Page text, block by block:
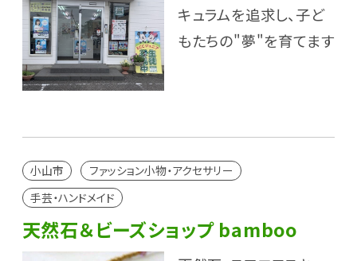
キュラムを追求し、子ど
もたちの"夢"を育てます
小山市
ファッション小物・アクセサリー
手芸・ハンドメイド
天然石＆ビーズショップ bamboo